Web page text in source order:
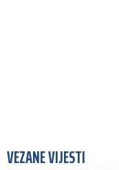
VEZANE VIJESTI